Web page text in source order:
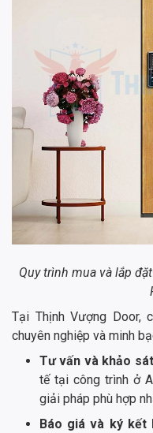
Quy trình mua và lắp
Tại Thịnh Vượng Door,
chuyên nghiệp và minh
Tư vấn và khảo
tế tại công trình ở
giải pháp phù hợp
Báo giá và ký kết